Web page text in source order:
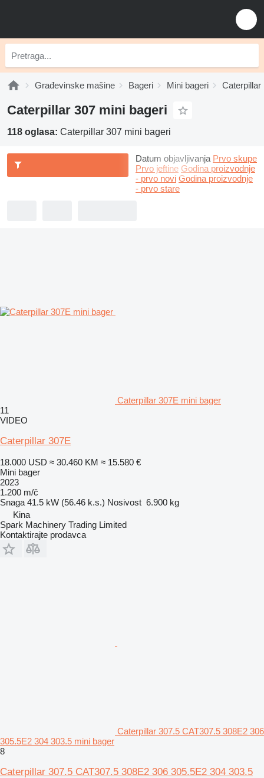
Građevinske mašine Bageri Mini bageri Caterpillar
Caterpillar 307 mini bageri
118 oglasa: Caterpillar 307 mini bageri
Datum objavljivanja Prvo skupe
Prvo jeftine Godina proizvodnje
- prvo novi Godina proizvodnje
- prvo stare
Caterpillar 307E mini bager
11
VIDEO
Caterpillar 307E
18.000 USD ≈ 30.460 KM ≈ 15.580 €
Mini bager
2023
1.200 m/č
Snaga 41.5 kW (56.46 k.s.) Nosivost 6.900 kg
Kina
Spark Machinery Trading Limited
Kontaktirajte prodavca
Caterpillar 307.5 CAT307.5 308E2 306
305.5E2 304 303.5 mini bager
8
Caterpillar 307.5 CAT307.5 308E2 306 305.5E2 304 303.5